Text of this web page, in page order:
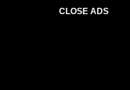
CLOSE ADS